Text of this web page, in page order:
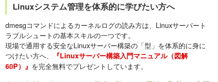
Linuxシステム管理を体系的に学びたい方へ
dmesgコマンドによるカーネルログの読み方は、Linuxサーバート
ラブルシュートの基本スキルの一つです。
現場で通用する安全なLinuxサーバー構築の「型」を体系的に身に
つけたい方へ、
『Linuxサーバー構築入門マニュアル（図解
60P）』 を完全無料でプレゼントしています。